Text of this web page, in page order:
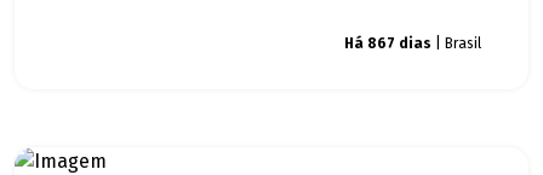
Há 867 dias | Brasil